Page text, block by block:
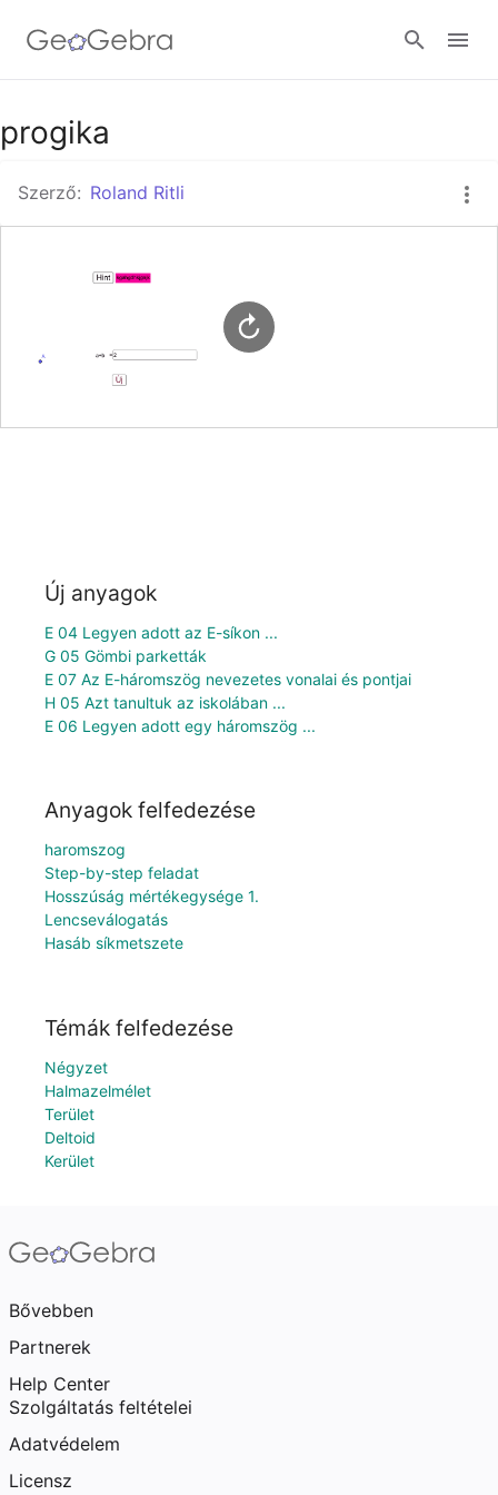
Google Classroom
GeoGebra Classroom
progika
Szerző: Roland Ritli
Új anyagok
E 04 Legyen adott az E-síkon ...
G 05 Gömbi parketták
E 07 Az E-háromszög nevezetes vonalai és pontjai
H 05 Azt tanultuk az iskolában ...
E 06 Legyen adott egy háromszög ...
Anyagok felfedezése
haromszog
Step-by-step feladat
Hosszúság mértékegysége 1.
Lencseválogatás
Hasáb síkmetszete
Témák felfedezése
Négyzet
Halmazelmélet
Terület
Deltoid
Kerület
Bővebben
Partnerek
Help Center
Szolgáltatás feltételei
Adatvédelem
Licensz